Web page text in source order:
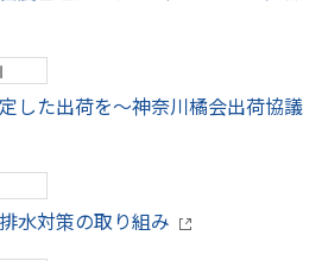
した出荷を～神奈川橘会出荷協議
水対策の取り組み